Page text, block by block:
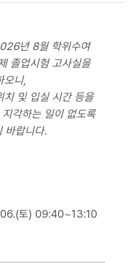
년 8월 학위수여
졸업시험 고사실을
오니,
치 및 입실 시간 등을
각하는 일이 없도록
바랍니다.
토) 09:40~13:10